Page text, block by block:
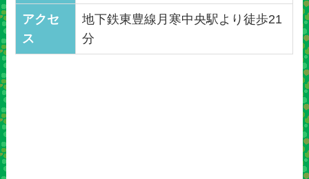
アクセ
ス
地下鉄東豊線月寒中央駅より徒歩21
分